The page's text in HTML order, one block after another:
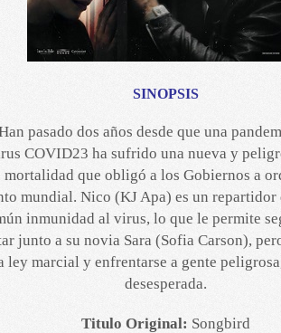
SINOPSIS
pasado dos años desde que una
COVID23 ha sufrido una nueva y
mortalidad que obligó a los Gobiernos a
mundial. Nico (KJ Apa) es un repartidor
inmunidad al virus, lo que le permite
junto a su novia Sara (Sofia Carson),
ley marcial y enfrentarse a gente
desesperada.
Titulo Original: Songbird